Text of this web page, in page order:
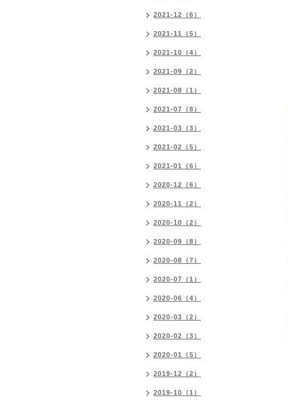
2021-12（6）
2021-11（5）
2021-10（4）
2021-09（2）
2021-08（1）
2021-07（8）
2021-03（3）
2021-02（5）
2021-01（6）
2020-12（6）
2020-11（2）
2020-10（2）
2020-09（8）
2020-08（7）
2020-07（1）
2020-06（4）
2020-03（2）
2020-02（3）
2020-01（5）
2019-12（2）
2019-10（1）